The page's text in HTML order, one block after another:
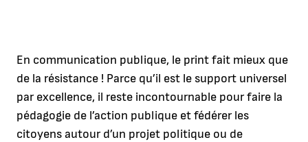
En communication publique, le print fait mieux que
de la résistance ! Parce qu’il est le support universel
par excellence, il reste incontournable pour faire la
pédagogie de l’action publique et fédérer les
citoyens autour d’un projet politique ou de